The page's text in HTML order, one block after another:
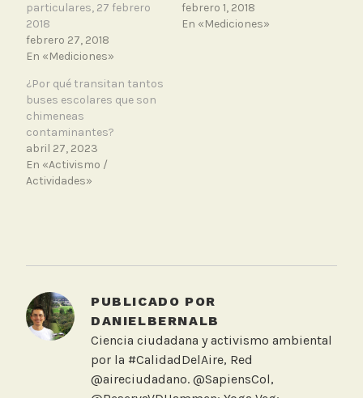
particulares, 27 febrero
2018
febrero 27, 2018
En «Mediciones»
febrero 1, 2018
En «Mediciones»
¿Por qué transitan tantos
buses escolares que son
chimeneas
contaminantes?
abril 27, 2023
En «Activismo /
Actividades»
e
d
PUBLICADO POR
DANIELBERNALB
Ciencia ciudadana y activismo ambiental
por la #CalidadDelAire, Red
@aireciudadano. @SapiensCol,